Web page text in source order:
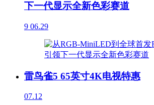
下一代显示全新色彩赛道
9 06.29
雷鸟雀5 65英寸4K电视特惠
07.12